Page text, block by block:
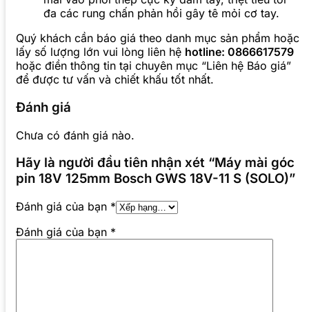
đa các rung chấn phản hồi gây tê mỏi cơ tay.
Quý khách cần báo giá theo danh mục sản phẩm hoặc
lấy số lượng lớn vui lòng liên hệ hotline: 0866617579
hoặc điền thông tin tại chuyên mục “Liên hệ Báo giá”
để được tư vấn và chiết khấu tốt nhất.
Đánh giá
Chưa có đánh giá nào.
Hãy là người đầu tiên nhận xét “Máy mài góc
pin 18V 125mm Bosch GWS 18V-11 S (SOLO)”
Đánh giá của bạn *
Đánh giá của bạn *